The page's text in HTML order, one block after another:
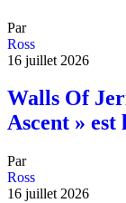
Par
Ross
16 juillet 2026
Walls Of
Ascent »
Par
Ross
16 juillet 2026